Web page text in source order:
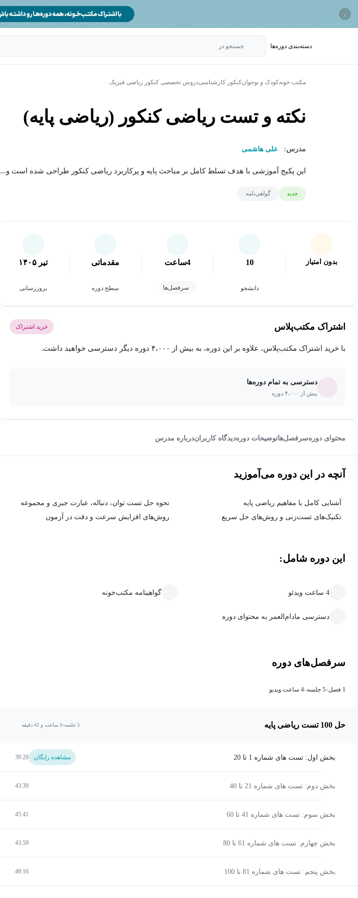
×
دسته‌بندی‌ دوره‌ها جستجو در
مکتب خونهکودک و نوجوانکنکور کارشناسیدروس تخصصی کنکور ریاضی فیزیک
نکته و تست ریاضی کنکور (ریاضی پایه)
مدرس: علی هاشمی
این پکیج آموزشی با هدف تسلط کامل بر مباحث پایه و پرکاربرد ریاضی کنکور طراحی شده است و...
جدید گواهی‌نامه
بدون امتیاز 10
دانشجو
4ساعت
سرفصل‌ها
مقدماتی
سطح دوره بروزرسانی
تیر ۱۴۰۵
اشتراک مکتب‌پلاس خرید اشتراک
با خرید اشتراک مکتب‌پلاس، علاوه بر این دوره، به بیش از ۴،۰۰۰ دوره دیگر دسترسی خواهید داشت.
دسترسی به تمام دوره‌ها
بیش از ۴،۰۰۰ دوره
محتوای دورهسرفصل‌هاتوضیحات دورهدیدگاه کاربراندرباره مدرس
آنچه در این دوره می‌آموزید
آشنایی کامل با مفاهیم ریاضی پایه
نحوه حل تست توان، دنباله، عبارت جبری و مجموعه
تکنیک‌های تست‌زنی و روش‌های حل سریع
روش‌های افزایش سرعت و دقت در آزمون
این دوره شامل:
4 ساعت ویدئو گواهینامه مکتب‌خونه
دسترسی مادام‌العمر به محتوای دوره
سرفصل‌های دوره
1 فصل 5 جلسه 4 ساعت ویدیو
حل 100 تست ریاضی پایه 5 جلسه 3 ساعت و 42 دقیقه
بخش اول: تست های شماره 1 تا 20 مشاهده رایگان 39:28
بخش دوم: تست های شماره 21 تا 40 43:39
بخش سوم: تست های شماره 41 تا 60 45:41
بخش چهارم: تست های شماره 61 تا 80 43:59
بخش پنجم: تست های شماره 81 تا 100 49:16